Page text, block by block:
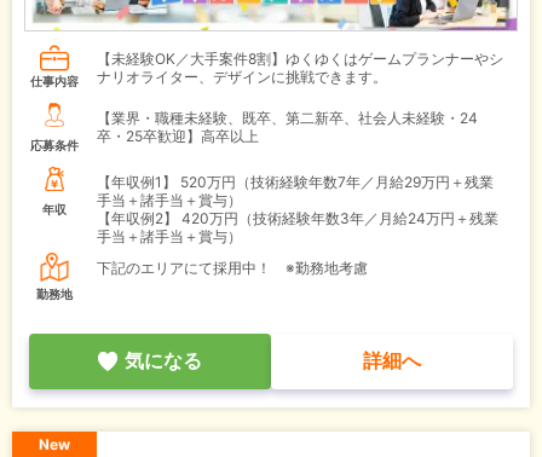
仕事内容
【未経験OK／大手案件8割】ゆくゆくはゲームプランナーやシ
ナリオライター、デザインに挑戦できます。
応募条件
【業界・職種未経験、既卒、第二新卒、社会人未経験・24
卒・25卒歓迎】高卒以上
年収
【年収例1】
520万円（技術経験年数7年／月給29万円＋残業
手当＋諸手当＋賞与）
【年収例2】
420万円（技術経験年数3年／月給24万円＋残業
手当＋諸手当＋賞与）
勤務地
下記のエリアにて採用中！ ※勤務地考慮
気になる 詳細へ
New